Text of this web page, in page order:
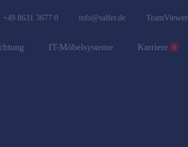
+49 8631 3677 0 info@salfer.de TeamViewer
IT-Möbelsysteme Karriere 6